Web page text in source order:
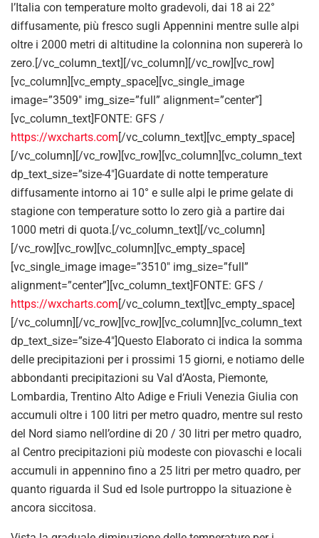
l’Italia con temperature molto gradevoli, dai 18 ai 22°
diffusamente, più fresco sugli Appennini mentre sulle alpi
oltre i 2000 metri di altitudine la colonnina non supererà lo
zero.[/vc_column_text][/vc_column][/vc_row][vc_row]
[vc_column][vc_empty_space][vc_single_image
image=”3509″ img_size=”full” alignment=”center”]
[vc_column_text]FONTE: GFS /
https://wxcharts.com[/vc_column_text][vc_empty_space]
[/vc_column][/vc_row][vc_row][vc_column][vc_column_text
dp_text_size=”size-4″]Guardate di notte temperature
diffusamente intorno ai 10° e sulle alpi le prime gelate di
stagione con temperature sotto lo zero già a partire dai
1000 metri di quota.[/vc_column_text][/vc_column]
[/vc_row][vc_row][vc_column][vc_empty_space]
[vc_single_image image=”3510″ img_size=”full”
alignment=”center”][vc_column_text]FONTE: GFS /
https://wxcharts.com[/vc_column_text][vc_empty_space]
[/vc_column][/vc_row][vc_row][vc_column][vc_column_text
dp_text_size=”size-4″]Questo Elaborato ci indica la somma
delle precipitazioni per i prossimi 15 giorni, e notiamo delle
abbondanti precipitazioni su Val d’Aosta, Piemonte,
Lombardia, Trentino Alto Adige e Friuli Venezia Giulia con
accumuli oltre i 100 litri per metro quadro, mentre sul resto
del Nord siamo nell’ordine di 20 / 30 litri per metro quadro,
al Centro precipitazioni più modeste con piovaschi e locali
accumuli in appennino fino a 25 litri per metro quadro, per
quanto riguarda il Sud ed Isole purtroppo la situazione è
ancora siccitosa.